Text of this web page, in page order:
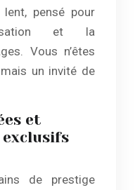
pensé pour
et la
Vous n’êtes
un invité de
et
de prestige